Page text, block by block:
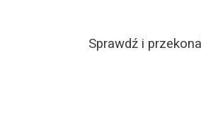
Sprawdź i